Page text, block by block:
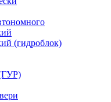
(гидроблок)